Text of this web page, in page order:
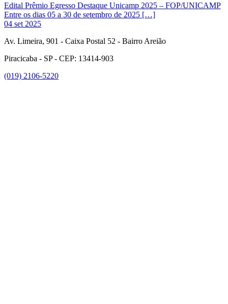
Edital Prêmio Egresso Destaque Unicamp 2025 – FOP/UNICAMP
Entre os dias 05 a 30 de setembro de 2025 […]
04 set 2025
Av. Limeira, 901 - Caixa Postal 52 - Bairro Areião
Piracicaba - SP - CEP: 13414-903
(019) 2106-5220